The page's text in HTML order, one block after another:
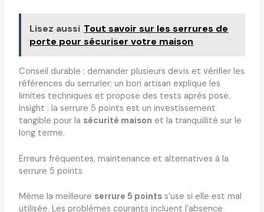
Lisez aussi Tout savoir sur les serrures de
porte pour sécuriser votre maison
Conseil durable : demander plusieurs devis et vérifier les
références du serrurier; un bon artisan explique les
limites techniques et propose des tests après pose.
Insight : la serrure 5 points est un investissement
tangible pour la sécurité maison et la tranquillité sur le
long terme.
Erreurs fréquentes, maintenance et alternatives à la
serrure 5 points
Même la meilleure serrure 5 pointss’use si elle est mal
utilisée. Les problèmes courants incluent l’absence